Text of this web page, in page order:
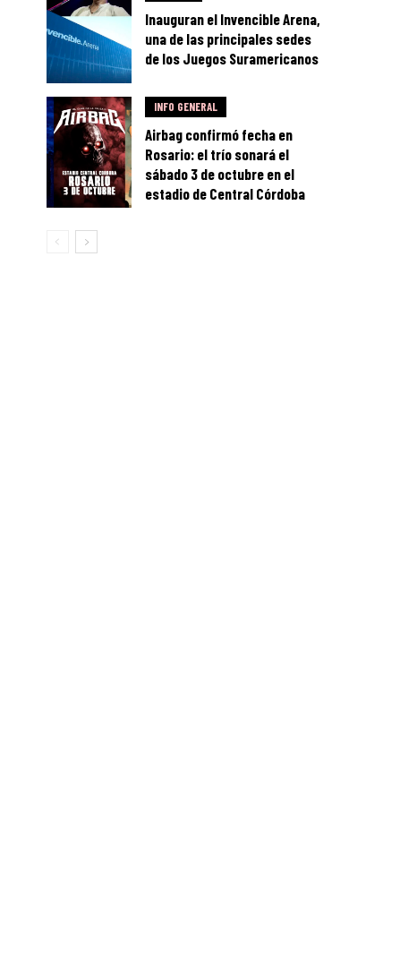
Inauguran el Invencible Arena,
una de las principales sedes
de los Juegos Suramericanos
INFO GENERAL
Airbag confirmó fecha en
Rosario: el trío sonará el
sábado 3 de octubre en el
estadio de Central Córdoba